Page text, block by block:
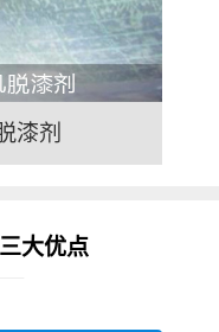
漆剂
大优点